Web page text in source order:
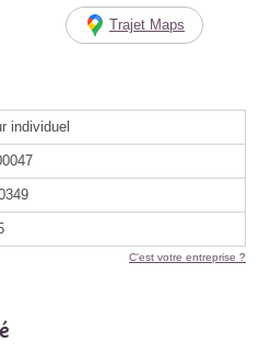
Trajet Maps
individuel
C'est votre entreprise ?